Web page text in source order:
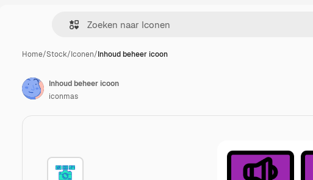
Home/Stock/Iconen/Inhoud beheer icoon
Inhoud beheer icoon
iconmas